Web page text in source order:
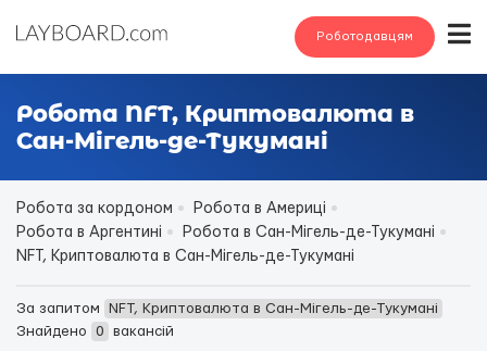
Роботодавцям
Робота NFT, Криптовалюта в
Сан-Мігель-де-Тукумані
Робота за кордоном
Робота в Америці
Робота в Аргентині
Робота в Сан-Мігель-де-Тукумані
NFT, Криптовалюта в Сан-Мігель-де-Тукумані
За запитом
NFT, Криптовалюта в Сан-Мігель-де-Тукумані
Знайдено
0
вакансій